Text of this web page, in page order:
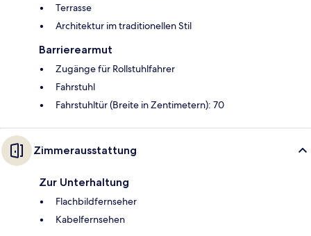
Terrasse
Architektur im traditionellen Stil
Barrierearmut
Zugänge für Rollstuhlfahrer
Fahrstuhl
Fahrstuhltür (Breite in Zentimetern): 70
Zimmerausstattung
Zur Unterhaltung
Flachbildfernseher
Kabelfernsehen